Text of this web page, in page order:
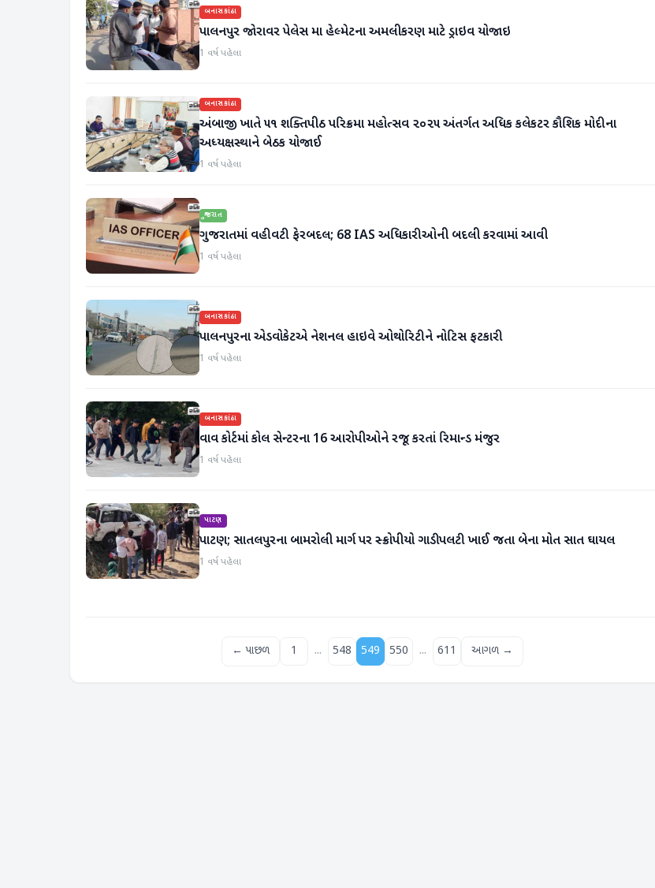
બનાસકાંઠા
પાલનપુર જોરાવર પેલેસ મા હેલ્મેટના અમલીકરણ માટે ડ્રાઇવ યોજાઇ
1 વર્ષ પહેલા
બનાસકાંઠા
અંબાજી ખાતે ૫૧ શક્તિપીઠ પરિક્રમા મહોત્સવ ૨૦૨૫ અંતર્ગત અધિક કલેકટર કૌશિક મોદીના
અધ્યક્ષસ્થાને બેઠક યોજાઈ
1 વર્ષ પહેલા
ગુજરાત
ગુજરાતમાં વહીવટી ફેરબદલ; 68 IAS અધિકારીઓની બદલી કરવામાં આવી
1 વર્ષ પહેલા
બનાસકાંઠા
પાલનપુરના એડવોકેટએ નેશનલ હાઇવે ઓથોરિટીને નોટિસ ફટકારી
1 વર્ષ પહેલા
બનાસકાંઠા
વાવ કોર્ટમાં કોલ સેન્ટરના 16 આરોપીઓને રજૂ કરતાં રિમાન્ડ મંજુર
1 વર્ષ પહેલા
પાટણ
પાટણ; સાતલપુરના બામરોલી માર્ગ પર સ્ક્રોપીયો ગાડી પલટી ખાઈ જતા બેના મોત સાત ઘાયલ
1 વર્ષ પહેલા
← પાછળ 1 ... 548 549 550 ... 611 આગળ →